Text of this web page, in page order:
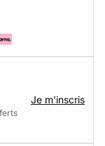
Je m’inscris